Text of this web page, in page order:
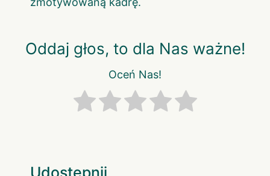
Oddaj głos, to dla Nas ważne!
Oceń Nas!
Udostępnij